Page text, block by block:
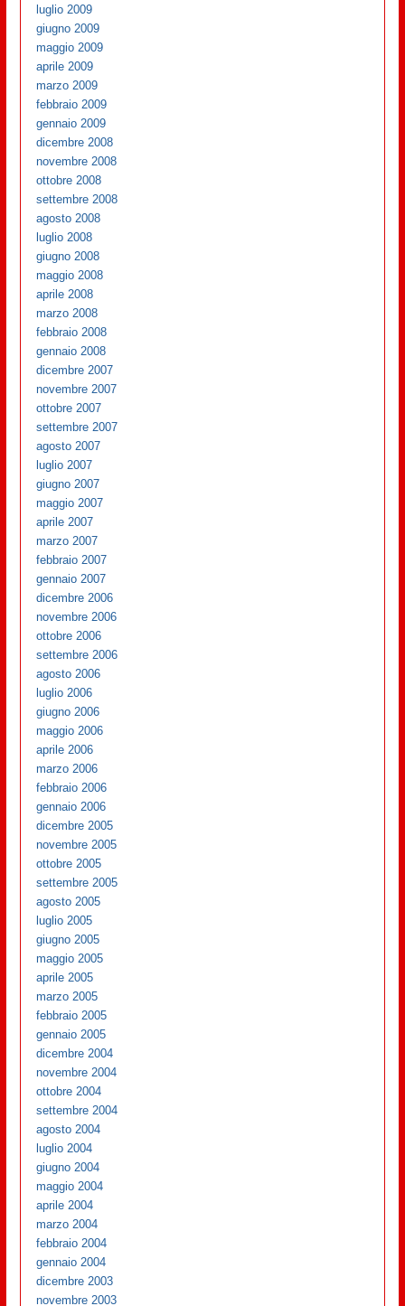
luglio 2009
giugno 2009
maggio 2009
aprile 2009
marzo 2009
febbraio 2009
gennaio 2009
dicembre 2008
novembre 2008
ottobre 2008
settembre 2008
agosto 2008
luglio 2008
giugno 2008
maggio 2008
aprile 2008
marzo 2008
febbraio 2008
gennaio 2008
dicembre 2007
novembre 2007
ottobre 2007
settembre 2007
agosto 2007
luglio 2007
giugno 2007
maggio 2007
aprile 2007
marzo 2007
febbraio 2007
gennaio 2007
dicembre 2006
novembre 2006
ottobre 2006
settembre 2006
agosto 2006
luglio 2006
giugno 2006
maggio 2006
aprile 2006
marzo 2006
febbraio 2006
gennaio 2006
dicembre 2005
novembre 2005
ottobre 2005
settembre 2005
agosto 2005
luglio 2005
giugno 2005
maggio 2005
aprile 2005
marzo 2005
febbraio 2005
gennaio 2005
dicembre 2004
novembre 2004
ottobre 2004
settembre 2004
agosto 2004
luglio 2004
giugno 2004
maggio 2004
aprile 2004
marzo 2004
febbraio 2004
gennaio 2004
dicembre 2003
novembre 2003